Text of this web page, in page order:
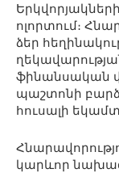
ոլորտում։
ձեր
ֆինանսական
պաշտոնի
հուսալի
կարևոր